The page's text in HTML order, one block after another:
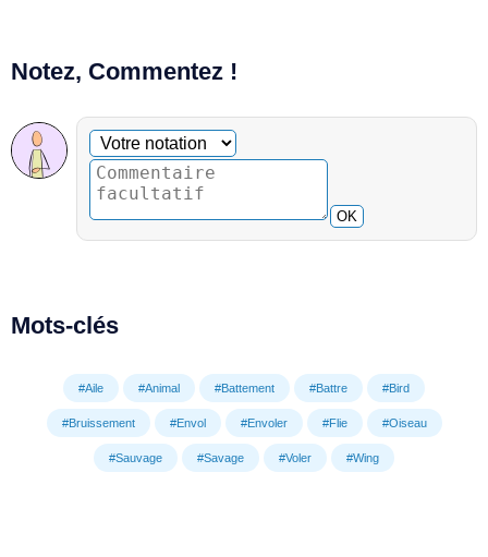
Notez, Commentez !
Commentaire facultatif
Votre notation
OK
Mots-clés
#Aile #Animal #Battement #Battre #Bird
#Bruissement #Envol #Envoler #Flie #Oiseau
#Sauvage #Savage #Voler #Wing